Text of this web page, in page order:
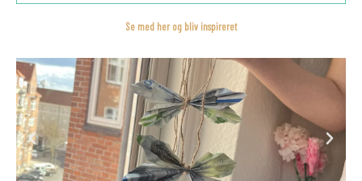
Se med her og bliv inspireret